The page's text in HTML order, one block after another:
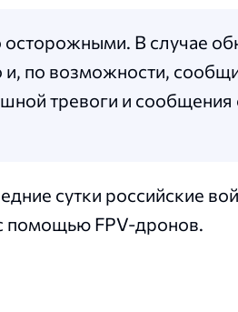
В случае
по возможности,
тревоги и
сутки российские
помощью FPV-дронов.